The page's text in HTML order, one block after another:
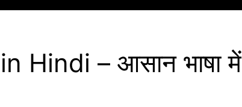
Hindi – आसान भाषा में